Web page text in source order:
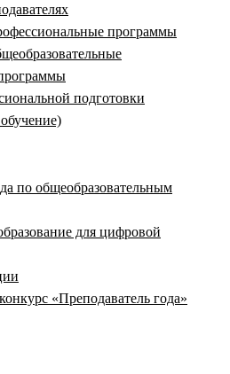
программы
подготовки
по общеобразовательным
для цифровой
«Преподаватель года»